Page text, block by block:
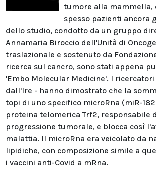
tumore alla mammella,
spesso pazienti ancora
dello studio, condotto da un gruppo
Annamaria Biroccio dell'Unità di
traslazionale e sostenuto da
ricerca sul cancro, sono stati appena
'Embo Molecular Medicine'. I ricercatori
dall'Ire - hanno dimostrato che la
topi di uno specifico microRna (miR-
proteina telomerica Trf2, responsabile
progressione tumorale, e blocca così
malattia. Il microRna era veicolato da
lipidiche, con composizione simile a
i vaccini anti-Covid a mRna.